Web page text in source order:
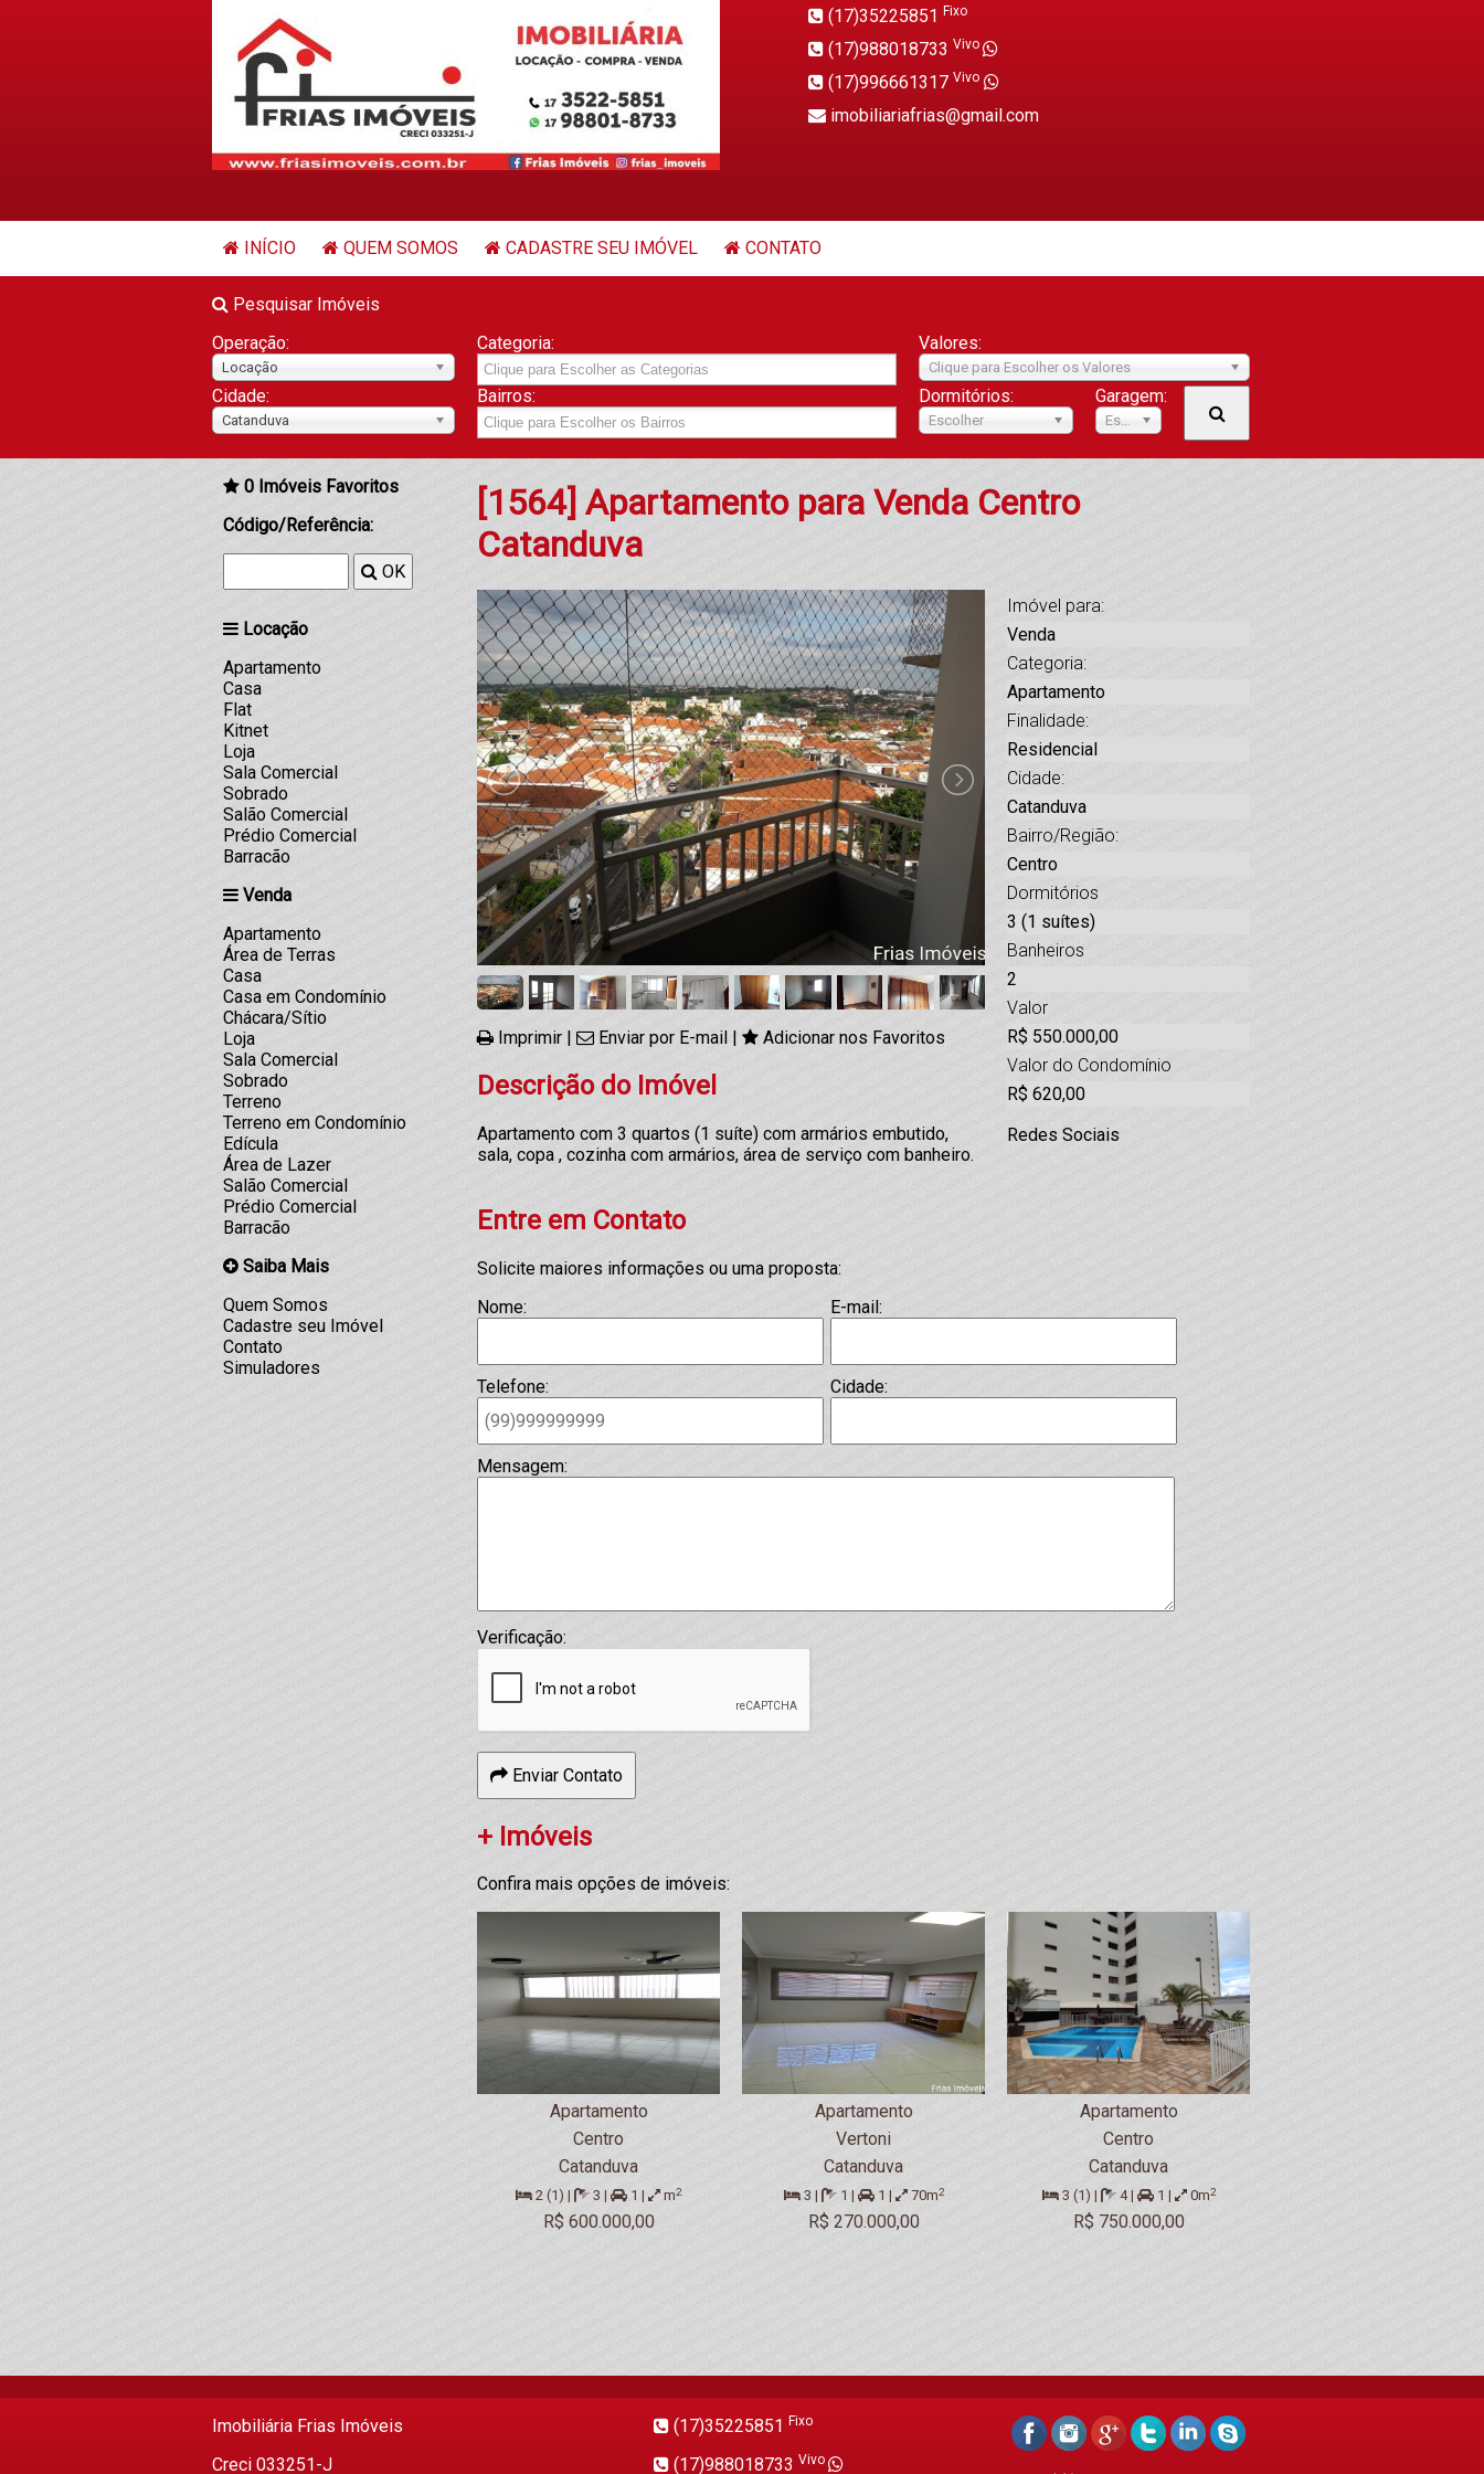
(17)35225851 Fixo
(17)988018733 Vivo
(17)996661317 Vivo
imobiliariafrias@gmail.com
INÍCIO QUEM SOMOS CADASTRE SEU IMÓVEL CONTATO
Pesquisar Imóveis
Operação:
Locação
Categoria: Valores:
Clique para Escolher os Valores
Cidade:
Catanduva
Bairros: Dormitórios:
Escolher
Garagem:
Escolher
0 Imóveis Favoritos
Código/Referência:
OK
Locação
Apartamento
Casa
Flat
Kitnet
Loja
Sala Comercial
Sobrado
Salão Comercial
Prédio Comercial
Barracão
Venda
Apartamento
Área de Terras
Casa
Casa em Condomínio
Chácara/Sítio
Loja
Sala Comercial
Sobrado
Terreno
Terreno em Condomínio
Edícula
Área de Lazer
Salão Comercial
Prédio Comercial
Barracão
Saiba Mais
Quem Somos
Cadastre seu Imóvel
Contato
Simuladores
[1564] Apartamento para Venda Centro
Catanduva
Imprimir | Enviar por E-mail | Adicionar nos Favoritos
Descrição do Imóvel
Apartamento com 3 quartos (1 suíte) com armários embutido,
sala, copa , cozinha com armários, área de serviço com banheiro.
Imóvel para:
Venda
Categoria:
Apartamento
Finalidade:
Residencial
Cidade:
Catanduva
Bairro/Região:
Centro
Dormitórios
3 (1 suítes)
Banheiros
2
Valor
R$ 550.000,00
Valor do Condomínio
R$ 620,00
Redes Sociais
Entre em Contato
Solicite maiores informações ou uma proposta:
Nome:
Telefone:
E-mail:
Cidade:
Mensagem:
Verificação:
Enviar Contato
+ Imóveis
Confira mais opções de imóveis:
Apartamento
Centro
Catanduva
2 (1) | 3 | 1 | m2
R$ 600.000,00
Apartamento
Vertoni
Catanduva
3 | 1 | 1 | 70m2
R$ 270.000,00
Apartamento
Centro
Catanduva
3 (1) | 4 | 1 | 0m2
R$ 750.000,00
Imobiliária Frias Imóveis
Creci 033251-J
(17)35225851 Fixo
(17)988018733 Vivo